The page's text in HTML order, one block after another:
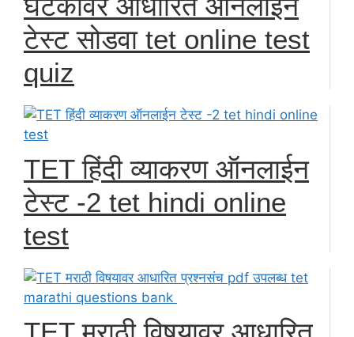
टेस्ट सोडवा tet online test
quiz
TET हिंदी व्याकरण ऑनलाईन
टेस्ट -2 tet hindi online
test